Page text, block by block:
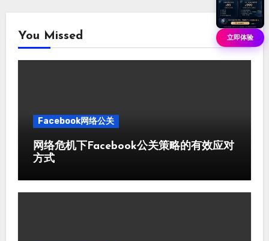
You Missed
Facebook网络公关
网络危机下Facebook公关策略的有效应对
方式
立即体验